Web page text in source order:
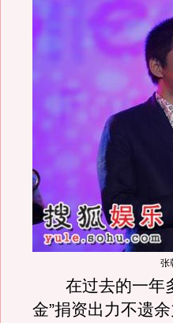
张
在过去的一年多
金”捐资出力不遗